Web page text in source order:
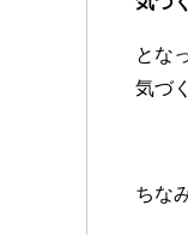
とな
気づ
ちな